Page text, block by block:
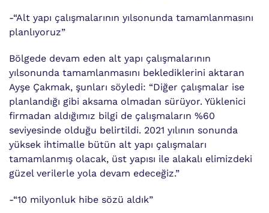
-“Alt yapı çalışmalarının yılsonunda tamamlanmasını
planlıyoruz”
Bölgede devam eden alt yapı çalışmalarının
yılsonunda tamamlanmasını beklediklerini aktaran
Ayşe Çakmak, şunları söyledi: “Diğer çalışmalar ise
planlandığı gibi aksama olmadan sürüyor. Yüklenici
firmadan aldığımız bilgi de çalışmaların %60
seviyesinde olduğu belirtildi. 2021 yılının sonunda
yüksek ihtimalle bütün alt yapı çalışmaları
tamamlanmış olacak, üst yapısı ile alakalı elimizdeki
güzel verilerle yola devam edeceğiz.”
-“10 milyonluk hibe sözü aldık”